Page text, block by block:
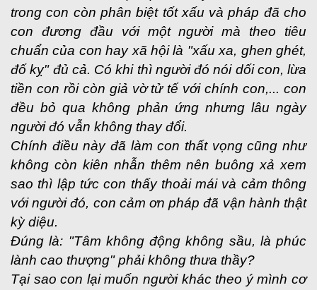
trong con còn phân biệt tốt xấu và pháp đã cho
con đương đầu với một người mà theo tiêu
chuẩn của con hay xã hội là "xấu xa, ghen ghét,
đố kỵ" đủ cả. Có khi thì người đó nói dối con, lừa
tiền con rồi còn giả vờ tử tế với chính con,... con
đều bỏ qua không phản ứng nhưng lâu ngày
người đó vẫn không thay đổi.
Chính điều này đã làm con thất vọng cũng như
không còn kiên nhẫn thêm nên buông xả xem
sao thì lập tức con thấy thoải mái và cảm thông
với người đó, con cảm ơn pháp đã vận hành thật
kỳ diệu.
Đúng là: "Tâm không động không sầu, là phúc
lành cao thượng" phải không thưa thầy?
Tại sao con lại muốn người khác theo ý mình cơ